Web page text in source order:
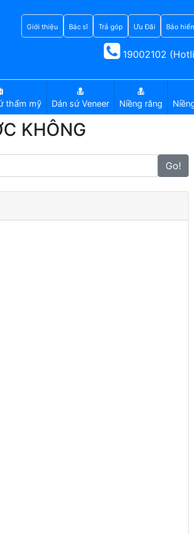
Giới thiệu Bác sĩ Trả góp Ưu Đãi Bảo
19002102
thẩm mỹ Dán sứ Veneer Niềng răng
KHÔNG
Go!